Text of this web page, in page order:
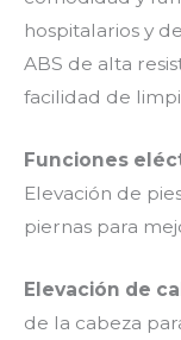
hospitalarios y
ABS de alta
facilidad de
Funciones
Elevación de
piernas para
Elevación de
de la cabeza